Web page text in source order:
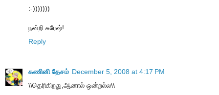
:-)))))))
நன்றி சுரேஷ்!
Reply
கணினி தேசம் December 5, 2008 at 4:17 PM
\\தெரிகிறது,ஆனால் ஒன்றல்ல\\